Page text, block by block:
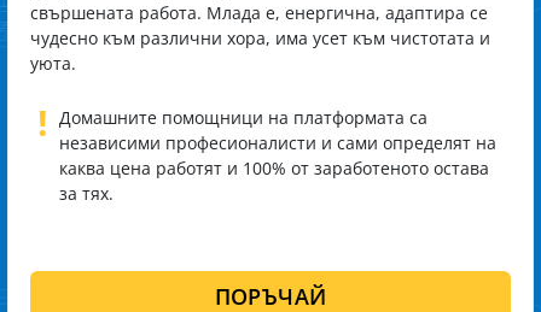
свършената работа. Млада е, енергична, адаптира се
чудесно към различни хора, има усет към чистотата и
уюта.
! Домашните помощници на платформата са
независими професионалисти и сами определят на
каква цена работят и 100% от заработеното остава
за тях.
ПОРЪЧАЙ